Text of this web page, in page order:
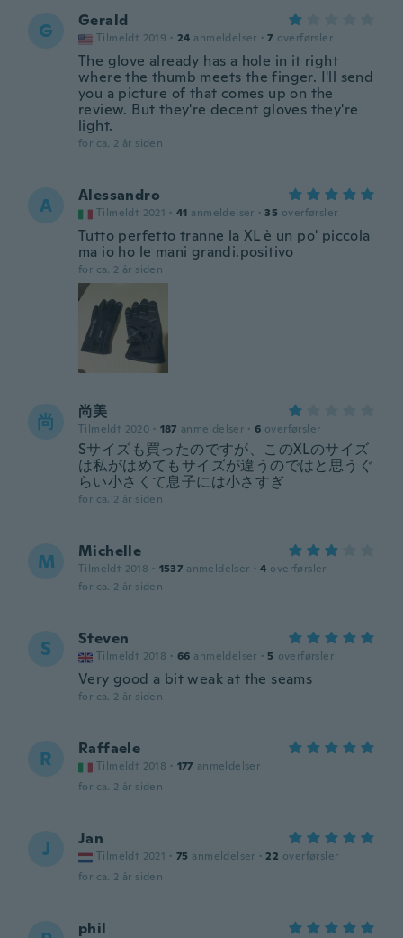
G Gerald
Tilmeldt 2019 · 24 anmeldelser · 7 overførsler
The glove already has a hole in it right
where the thumb meets the finger. I'll send
you a picture of that comes up on the
review. But they're decent gloves they're
light.
for ca. 2 år siden
A Alessandro
Tilmeldt 2021 · 41 anmeldelser · 35 overførsler
Tutto perfetto tranne la XL è un po' piccola
ma io ho le mani grandi.positivo
for ca. 2 år siden
尚 尚美
Tilmeldt 2020 · 187 anmeldelser · 6 overførsler
Sサイズも買ったのですが、このXLのサイズ
は私がはめてもサイズが違うのではと思うぐ
らい小さくて息子には小さすぎ
for ca. 2 år siden
M Michelle
Tilmeldt 2018 · 1537 anmeldelser · 4 overførsler
for ca. 2 år siden
S Steven
Tilmeldt 2018 · 66 anmeldelser · 5 overførsler
Very good a bit weak at the seams
for ca. 2 år siden
R Raffaele
Tilmeldt 2018 · 177 anmeldelser
for ca. 2 år siden
J Jan
Tilmeldt 2021 · 75 anmeldelser · 22 overførsler
for ca. 2 år siden
phil